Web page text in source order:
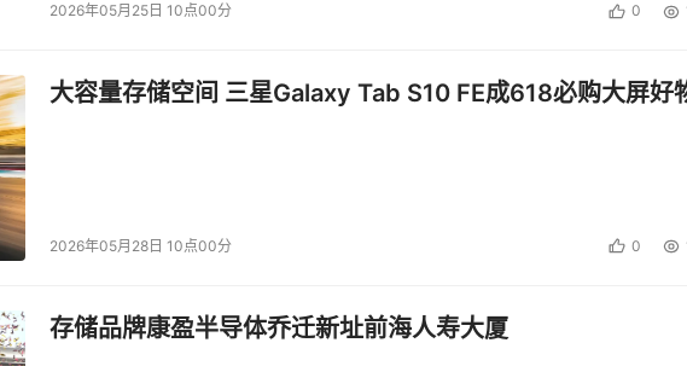
2026年05月25日 10点00分 0
大容量存储空间 三星Galaxy Tab S10 FE成618必购大屏好
2026年05月28日 10点00分 0
存储品牌康盈半导体乔迁新址前海人寿大厦